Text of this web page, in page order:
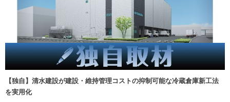
【独自】清水建設が建設・維持管理コストの抑制可能な冷蔵倉庫新工法
を実用化